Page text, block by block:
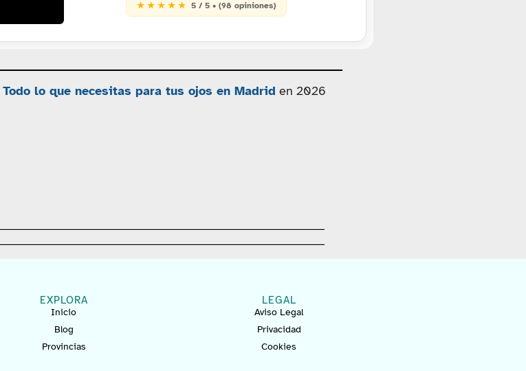
★ ★ ★ ★ ★ 5 / 5 • (98 opiniones)
Todo lo que necesitas para tus ojos en Madrid en 2026
EXPLORA
Inicio
Blog
Provincias
LEGAL
Aviso Legal
Privacidad
Cookies